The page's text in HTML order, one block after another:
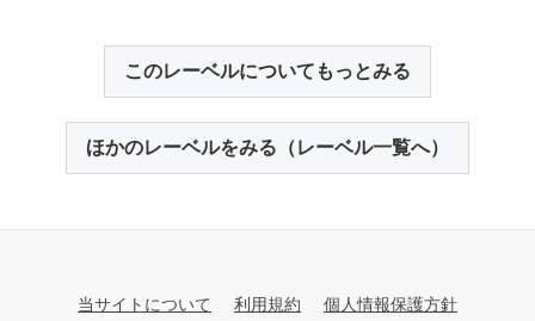
このレーベルについてもっとみる
ほかのレーベルをみる（レーベル一覧へ）
当サイトについて 利用規約
個人情報保護方針